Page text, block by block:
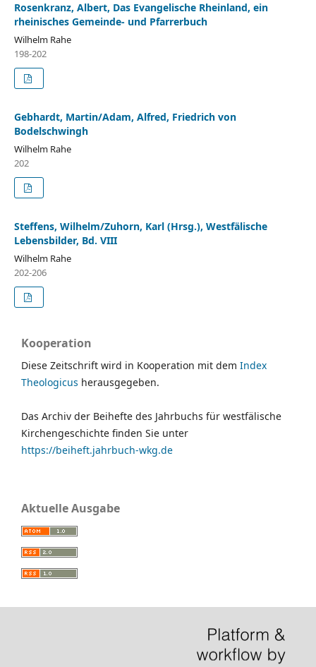
Rosenkranz, Albert, Das Evangelische Rheinland, ein
rheinisches Gemeinde- und Pfarrerbuch
Wilhelm Rahe
198-202
Gebhardt, Martin/Adam, Alfred, Friedrich von
Bodelschwingh
Wilhelm Rahe
202
Steffens, Wilhelm/Zuhorn, Karl (Hrsg.), Westfälische
Lebensbilder, Bd. VIII
Wilhelm Rahe
202-206
Kooperation
Diese Zeitschrift wird in Kooperation mit dem Index
Theologicus herausgegeben.
Das Archiv der Beihefte des Jahrbuchs für westfälische
Kirchengeschichte finden Sie unter
https://beiheft.jahrbuch-wkg.de
Aktuelle Ausgabe